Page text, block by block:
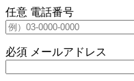
任意 電話番号
必須 メールアドレス